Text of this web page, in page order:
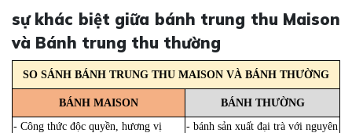
sự khác biệt giữa bánh trung thu Maison
và Bánh trung thu thường
SO SÁNH BÁNH TRUNG THU MAISON VÀ BÁNH THƯỜNG
BÁNH MAISON
BÁNH THƯỜNG
- Công thức độc quyền, hương vị
- bánh sản xuất đại trà với nguyên